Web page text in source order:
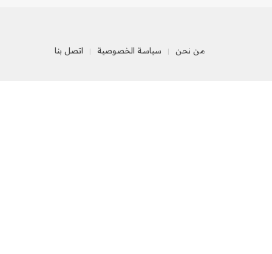
من نحن سياسة الخصوصية اتصل بنا